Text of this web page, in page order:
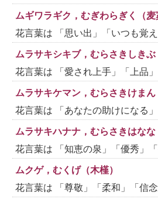
ムギワラギク，むぎわらぎく（麦
花言葉は 「思い出」「いつも覚
ムラサキシキブ，むらさきしきぶ
花言葉は 「愛され上手」「上品
ムラサキケマン，むらさきけまん
花言葉は 「あなたの助けになる
ムラサキハナナ，むらさきはなな
花言葉は 「知恵の泉」「優秀」
ムクゲ，むくげ（木槿）
花言葉は 「尊敬」「柔和」「信